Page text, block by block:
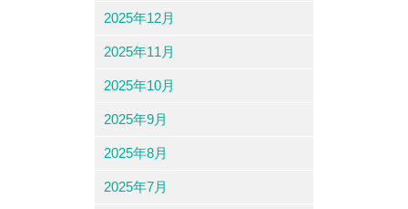
2025年12月
2025年11月
2025年10月
2025年9月
2025年8月
2025年7月